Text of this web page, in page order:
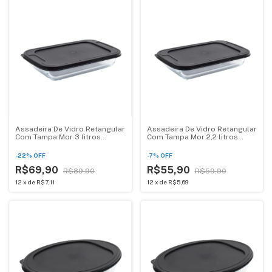
Assadeira De Vidro Retangular
Com Tampa Mor 3 litros
-22% OFF
R$69,90 R$89,90
12 x de R$7,11
Assadeira De Vidro Retangular
Com Tampa Mor 2,2 litros
-7% OFF
R$55,90 R$59,90
12 x de R$5,69